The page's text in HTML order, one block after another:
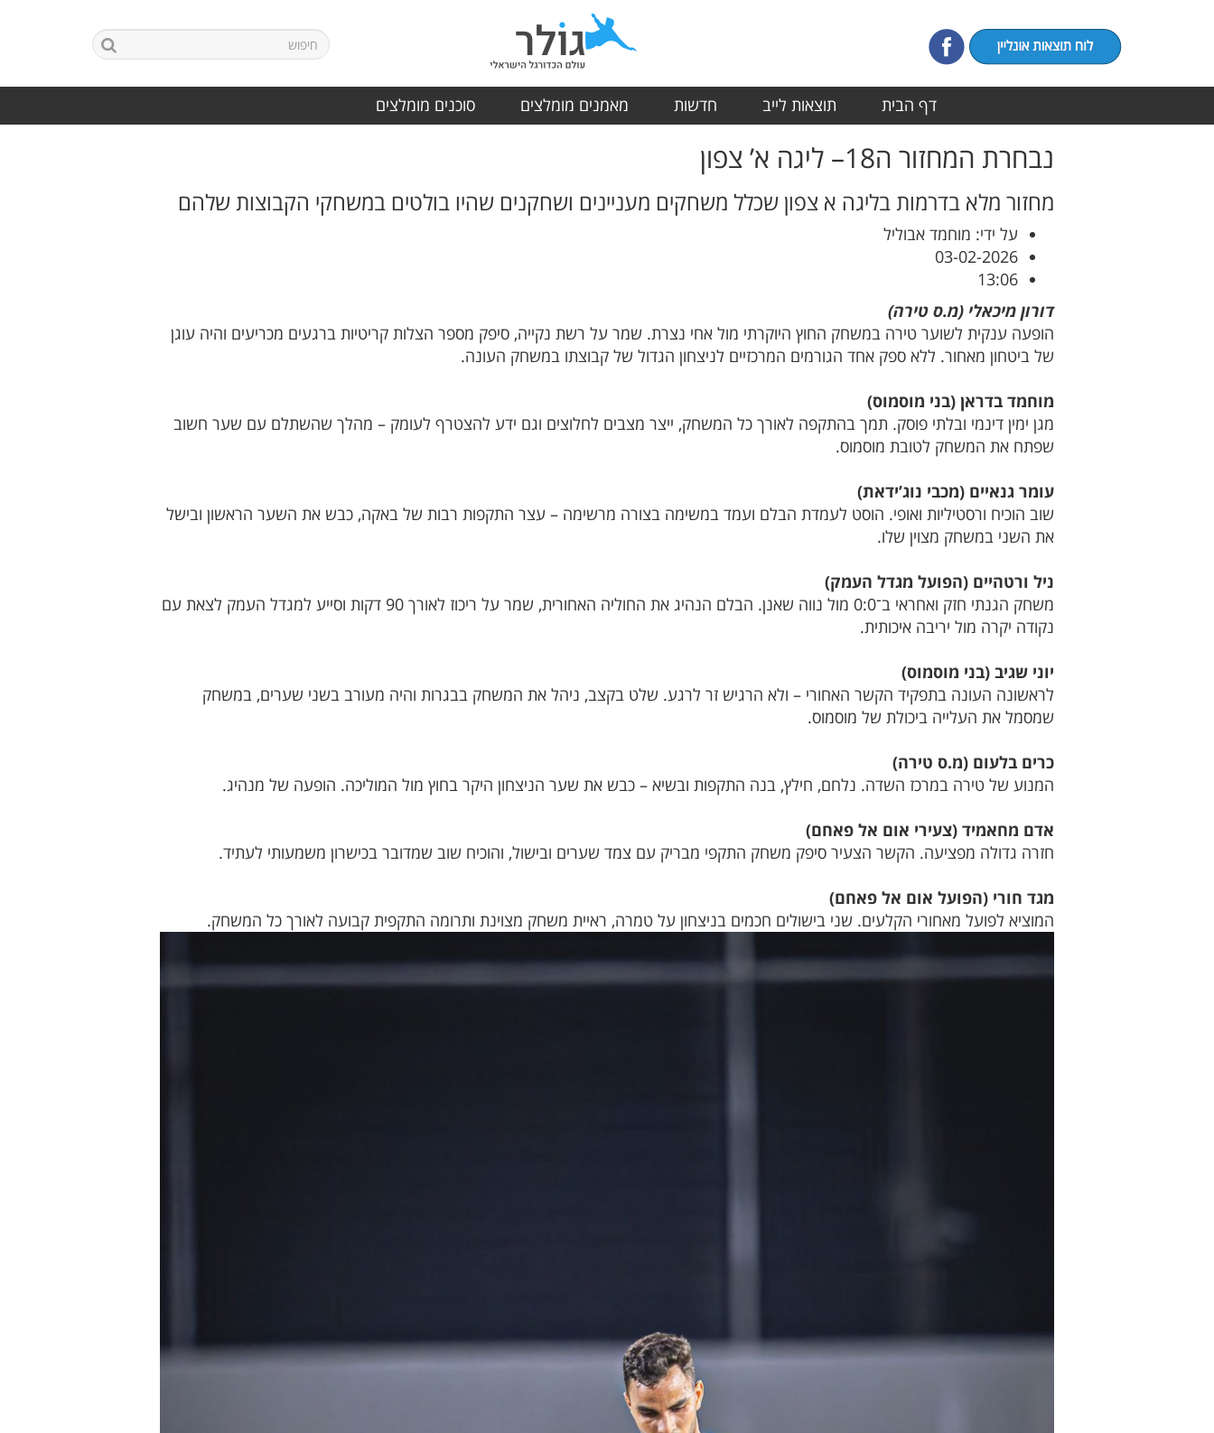
דף הבית תוצאות לייב חדשות מאמנים מומלצים סוכנים מומלצים
נבחרת המחזור ה18– ליגה א’ צפון
מחזור מלא בדרמות בליגה א צפון שכלל משחקים מעניינים ושחקנים שהיו בולטים במשחקי הקבוצות שלהם
על ידי: מוחמד אבוליל
03-02-2026
13:06
דורון מיכאלי (מ.ס טירה)
הופעה ענקית לשוער טירה במשחק החוץ היוקרתי מול אחי נצרת. שמר על רשת נקייה, סיפק מספר הצלות קריטיות ברגעים מכריעים והיה עוגן
של ביטחון מאחור. ללא ספק אחד הגורמים המרכזיים לניצחון הגדול של קבוצתו במשחק העונה.
מוחמד בדראן (בני מוסמוס)
מגן ימין דינמי ובלתי פוסק. תמך בהתקפה לאורך כל המשחק, ייצר מצבים לחלוצים וגם ידע להצטרף לעומק – מהלך שהשתלם עם שער חשוב
שפתח את המשחק לטובת מוסמוס.
עומר גנאיים (מכבי נוג’ידאת)
שוב הוכיח ורסטיליות ואופי. הוסט לעמדת הבלם ועמד במשימה בצורה מרשימה – עצר התקפות רבות של באקה, כבש את השער הראשון ובישל
את השני במשחק מצוין שלו.
ניל ורטהיים (הפועל מגדל העמק)
משחק הגנתי חזק ואחראי ב־0:0 מול נווה שאנן. הבלם הנהיג את החוליה האחורית, שמר על ריכוז לאורך 90 דקות וסייע למגדל העמק לצאת עם
נקודה יקרה מול יריבה איכותית.
יוני שגיב (בני מוסמוס)
לראשונה העונה בתפקיד הקשר האחורי – ולא הרגיש זר לרגע. שלט בקצב, ניהל את המשחק בבגרות והיה מעורב בשני שערים, במשחק
שמסמל את העלייה ביכולת של מוסמוס.
כרים בלעום (מ.ס טירה)
המנוע של טירה במרכז השדה. נלחם, חילץ, בנה התקפות ובשיא – כבש את שער הניצחון היקר בחוץ מול המוליכה. הופעה של מנהיג.
אדם מחאמיד (צעירי אום אל פאחם)
חזרה גדולה מפציעה. הקשר הצעיר סיפק משחק התקפי מבריק עם צמד שערים ובישול, והוכיח שוב שמדובר בכישרון משמעותי לעתיד.
מגד חורי (הפועל אום אל פאחם)
המוציא לפועל מאחורי הקלעים. שני בישולים חכמים בניצחון על טמרה, ראיית משחק מצוינת ותרומה התקפית קבועה לאורך כל המשחק.